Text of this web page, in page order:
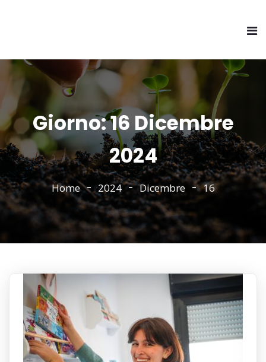
Giorno:16 Dicembre
2024
Home 2024 Dicembre 16